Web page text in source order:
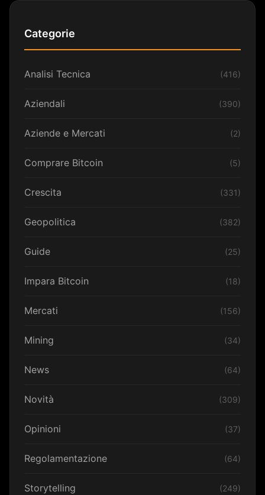
Categorie
Analisi Tecnica (416)
Aziendali (390)
Aziende e Mercati (2)
Comprare Bitcoin (5)
Crescita (331)
Geopolitica (382)
Guide (25)
Impara Bitcoin (18)
Mercati (156)
Mining (34)
News (64)
Novità (309)
Opinioni (37)
Regolamentazione (64)
Storytelling (249)